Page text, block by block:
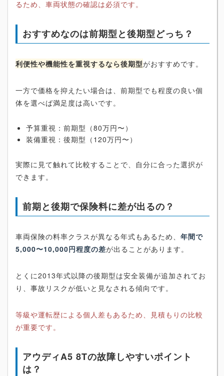
るため、車両状態の確認は必須です。
おすすめなのは前期型と後期型どっち？
利便性や機能性を重視するなら後期型がおすすめです。
一方で価格を抑えたい場合は、前期型でも程度の良い個
体を選べば満足度は高いです。
予算重視：前期型（80万円〜）
装備重視：後期型（120万円〜）
実際に見て触れて比較することで、自分に合った選択が
できます。
前期と後期で保険料に差が出るの？
車両保険の料率クラスが異なる年式もあるため、 年間で
5,000〜10,000円程度の差が出ることがあります。
とくに2013年式以降の後期型は安全装備が追加されてお
り、事故リスクが低いと見なされる傾向です。
等級や運転歴による個人差もあるため、見積もりの比較
が重要です。
アウディA5 8Tの故障しやすいポイント
は？